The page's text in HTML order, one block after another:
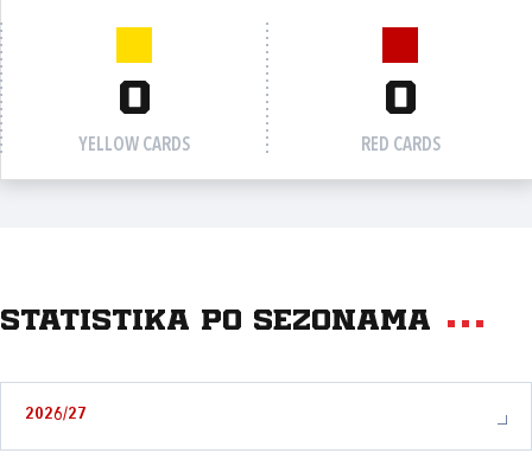
0
YELLOW CARDS
0
RED CARDS
Statistika po sezonama
2026/27